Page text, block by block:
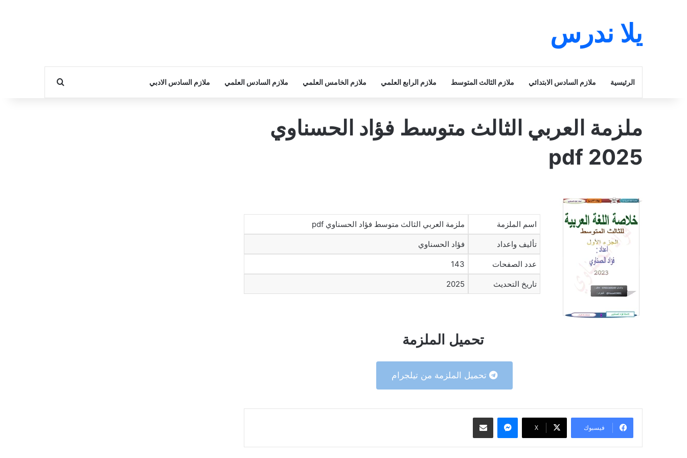
يلا ندرس
الرئيسية ملازم السادس الابتدائي ملازم الثالث المتوسط ملازم الرابع العلمي ملازم الخامس العلمي ملازم السادس العلمي ملازم السادس الادبي بحث عن
ملزمة العربي الثالث متوسط فؤاد الحسناوي
2025 pdf
اسم الملزمة ملزمة العربي الثالث متوسط فؤاد الحسناوي pdf
تأليف واعداد فؤاد الحسناوي
عدد الصفحات 143
تاريخ التحديث 2025
تحميل الملزمة
تحميل الملزمة من تيلجرام
فيسبوك ‫X
ماسنجر مشاركة عبر البريد